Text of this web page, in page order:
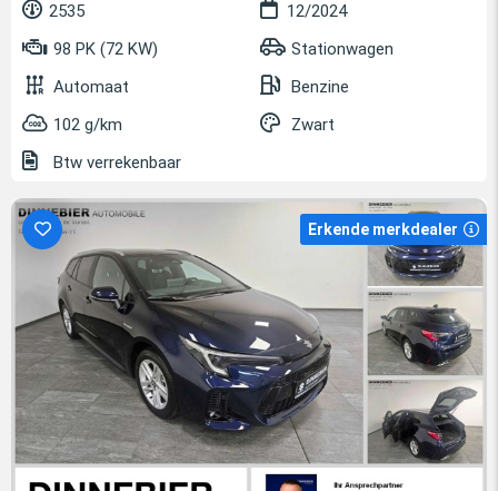
2535
12/2024
98 PK (72 KW)
Stationwagen
Automaat
Benzine
102 g/km
Zwart
Btw verrekenbaar
Erkende merkdealer